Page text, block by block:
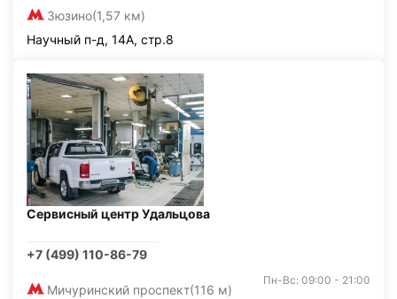
Зюзино(1,57 км)
Научный п-д, 14А, стр.8
Сервисный центр Удальцова
+7 (499) 110-86-79
Мичуринский проспект(116 м)
Пн-Вс: 09:00 - 21:00